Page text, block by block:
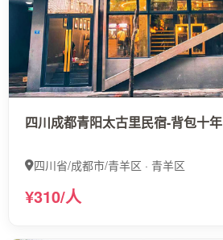
四川成都青阳太古里民宿-背包十年
四川省/成都市/青羊区 · 青羊区
¥310/人